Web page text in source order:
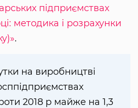
підприємствах
методика і розрахунки
.
на виробництві
2018 р майже на 1,3